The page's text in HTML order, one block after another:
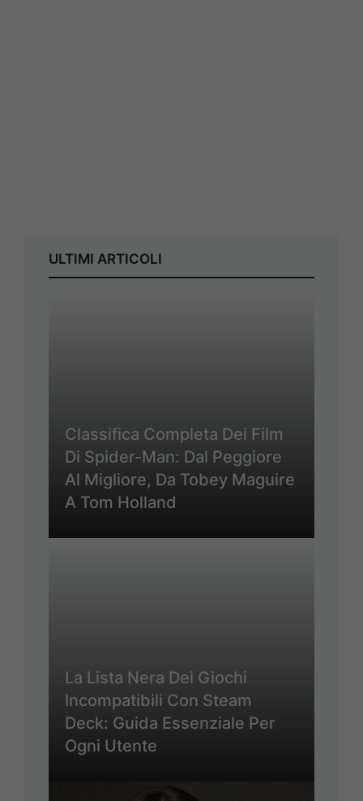
ULTIMI ARTICOLI
Classifica Completa Dei Film
Di Spider-Man: Dal Peggiore
Al Migliore, Da Tobey Maguire
A Tom Holland
La Lista Nera Dei Giochi
Incompatibili Con Steam
Deck: Guida Essenziale Per
Ogni Utente